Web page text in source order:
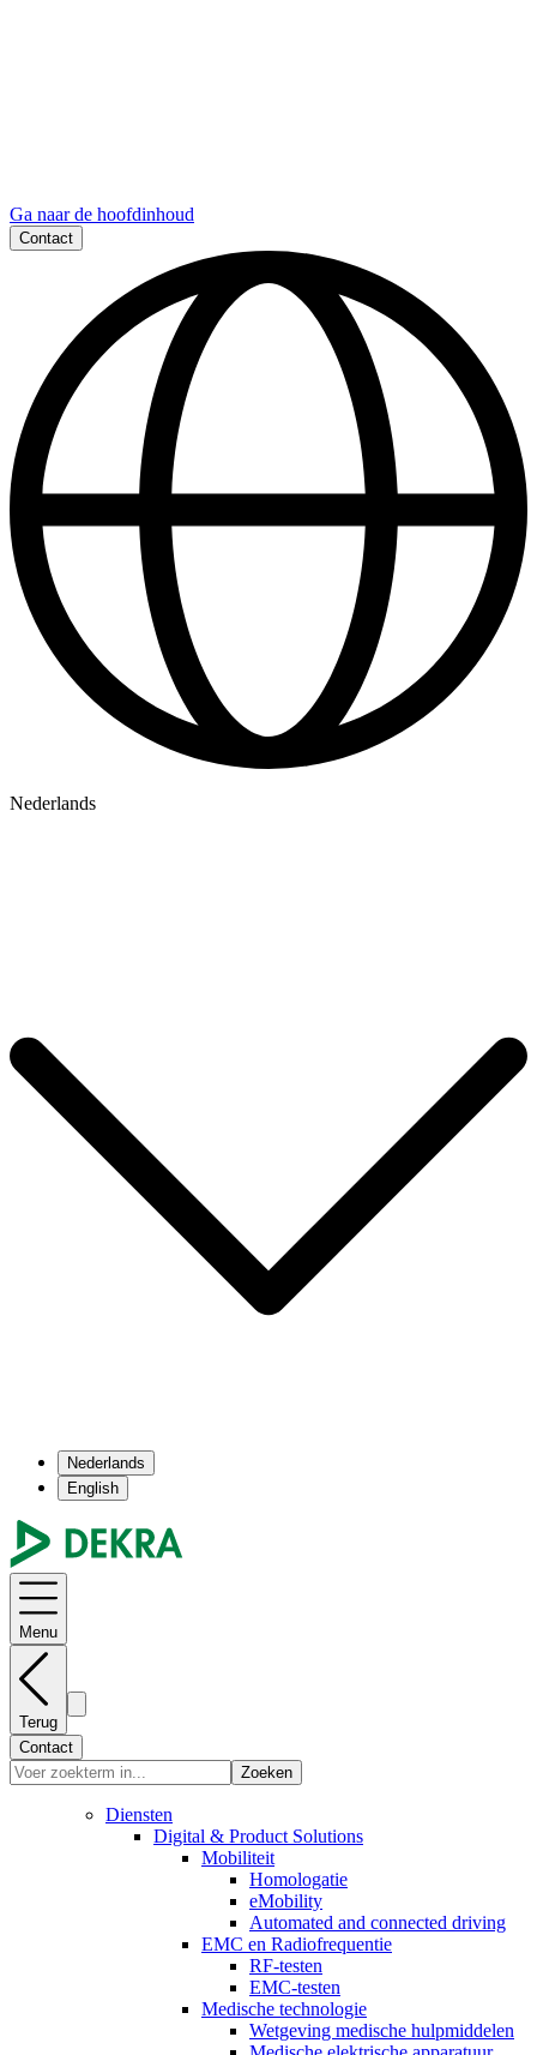
Ga naar de hoofdinhoud
Contact
Nederlands
Nederlands
English
Menu
Terug
Contact
Zoeken
Diensten
Digital & Product Solutions
Mobiliteit
Homologatie
eMobility
Automated and connected driving
EMC en Radiofrequentie
RF-testen
EMC-testen
Medische technologie
Wetgeving medische hulpmiddelen